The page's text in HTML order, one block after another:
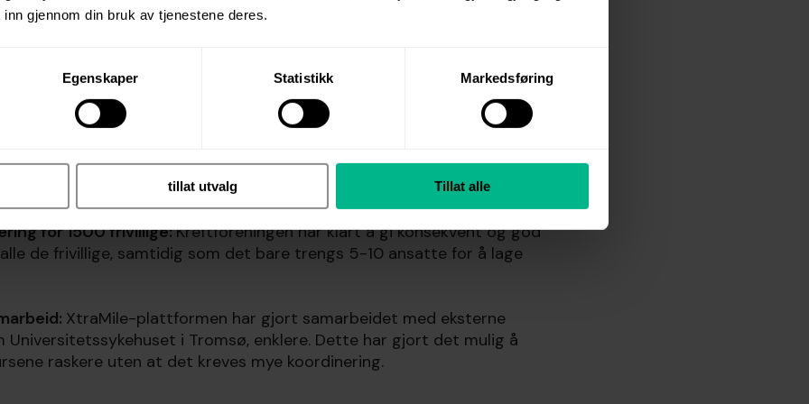
gjennom din bruk av tjenestene deres.
Egenskaper Statistikk Markedsføring
tillat utvalg Tillat alle
timer, noe som sparer Kreftforeningen for 1200 timer i året for 200
for 1500 frivillige:Kreftforeningen har klart å gi konsekvent og god
de frivillige, samtidig som det bare trengs 5-10 ansatte for å lage
XtraMile-plattformen har gjort samarbeidet med eksterne
Universitetssykehuset i Tromsø, enklere. Dette har gjort det mulig å
raskere uten at det kreves mye koordinering.